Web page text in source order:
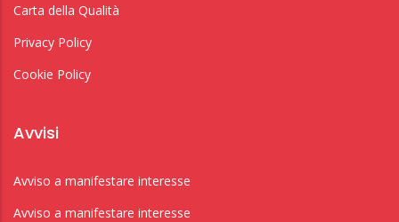
Carta della Qualità
Privacy Policy
Cookie Policy
Avvisi
Avviso a manifestare interesse
Avviso a manifestare interesse